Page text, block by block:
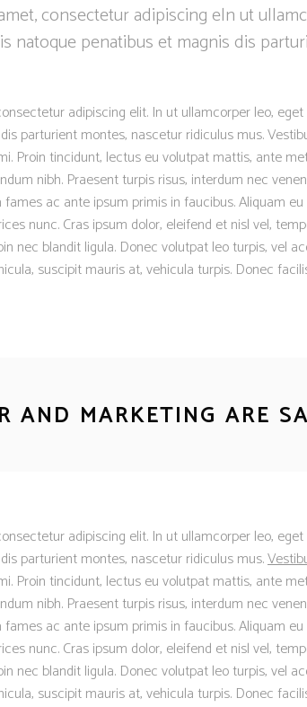
consectetur adipiscing eln ut
natoque penatibus et magnis dis
adipiscing elit. In ut ullamcorper leo,
parturient montes, nascetur ridiculus mus.
Proin tincidunt, lectus eu volutpat mattis, ante
nibh. Praesent turpis risus, interdum nec
ac ante ipsum primis in faucibus. Aliquam
nunc. Cras ipsum dolor, eleifend et nisl vel,
nec blandit ligula. Donec volutpat leo turpis, vel
suscipit mauris at, vehicula turpis. Donec
AND MARKETING ARE
adipiscing elit. In ut ullamcorper leo,
parturient montes, nascetur ridiculus mus.
Proin tincidunt, lectus eu volutpat mattis, ante
nibh. Praesent turpis risus, interdum nec
ac ante ipsum primis in faucibus. Aliquam
nunc. Cras ipsum dolor, eleifend et nisl vel,
nec blandit ligula. Donec volutpat leo turpis, vel
suscipit mauris at, vehicula turpis. Donec